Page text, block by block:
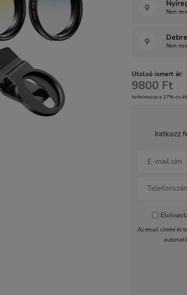
Nem
Nem
Utolsó ismert ár:
9800 Ft
tartalmazza a 27%-os
Iratkozz
Az email címére és